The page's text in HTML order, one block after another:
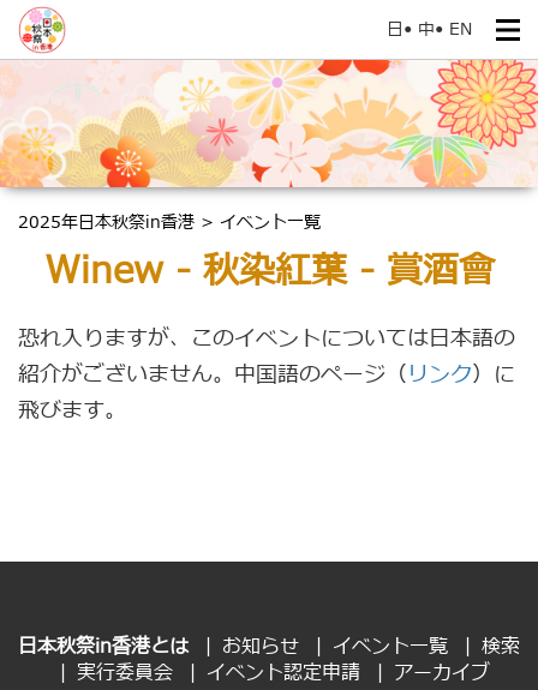
日• 中• EN
2025年日本秋祭in香港 > イベント一覧
Winew - 秋染紅葉 - 賞酒會
恐れ入りますが、このイベントについては日本語の
紹介がございません。中国語のページ（リンク）に
飛びます。
日本秋祭in香港とは | お知らせ | イベント一覧 | 検索
| 実行委員会 | イベント認定申請 | アーカイブ